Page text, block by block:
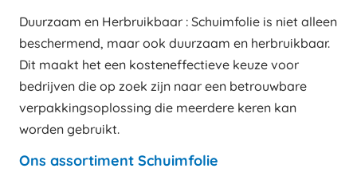
Duurzaam en Herbruikbaar : Schuimfolie is niet alleen
beschermend, maar ook duurzaam en herbruikbaar.
Dit maakt het een kosteneffectieve keuze voor
bedrijven die op zoek zijn naar een betrouwbare
verpakkingsoplossing die meerdere keren kan
worden gebruikt.
Ons assortiment Schuimfolie